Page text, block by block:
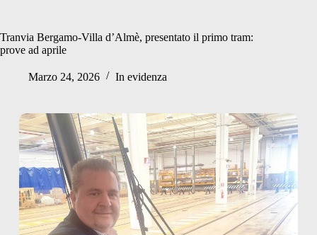
Tranvia Bergamo-Villa d’Almè, presentato il primo tram:
prove ad aprile
Marzo 24, 2026 In evidenza